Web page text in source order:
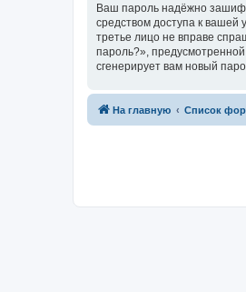
Ваш пароль надёжно
средством доступа к вашей
третье лицо не вправе
пароль?»,
сгенерирует вам новый
На главную Список